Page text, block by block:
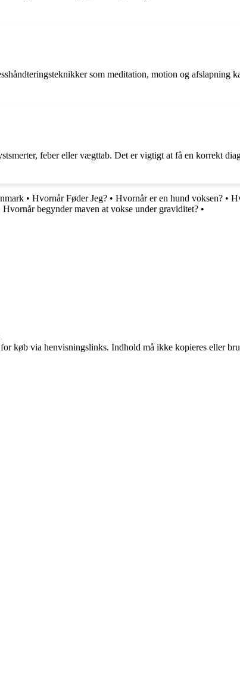
som meditation, motion og afslapning
feber eller vægttab. Det er vigtigt at få en korrekt
• Hvornår Føder Jeg? • Hvornår er en hund voksen? •
Hvornår begynder maven at vokse under graviditet? •
køb via henvisningslinks. Indhold må ikke kopieres eller